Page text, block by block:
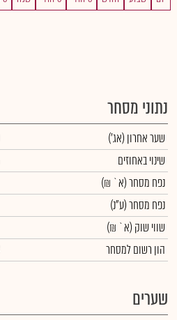
נתוני מסחר
שער אחרון (אג')
שינוי באחוזים
נפח מסחר(א` ₪)
נפח מסחר(ע"נ)
שווי שוק (א` ₪)
הון רשום למסחר
שערים